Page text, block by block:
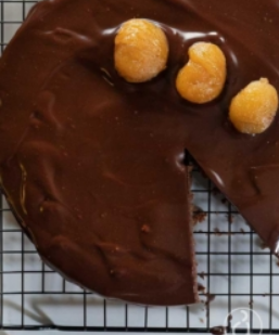
αρμονικά σε αυτή την αέρινη
γέμιση
10 20 λεπτά 40 λεπτά